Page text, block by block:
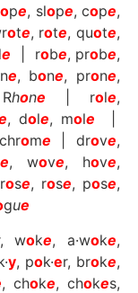
ope, slope, cope,
ote, rote, quote,
e | robe, probe,
ne, bone, prone,
hone | role,
, dole, mole
ome | drove,
e, wove, hove,
ose, rose, pose,
gue
woke, a·woke,
y, pok·er, broke,
, choke, chokes,